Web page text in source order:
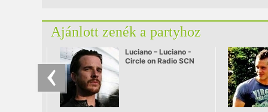
Ajánlott zenék a partyhoz
Luciano – Luciano -
Circle on Radio SCN